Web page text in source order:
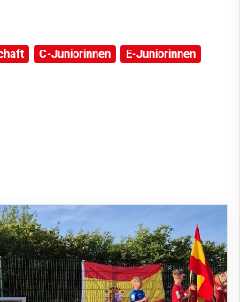
C-Juniorinnen
E-Juniorinnen